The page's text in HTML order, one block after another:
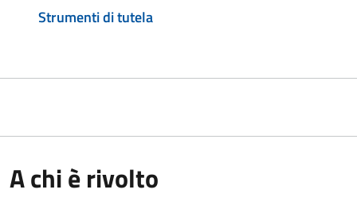
Strumenti di tutela
A chi è rivolto